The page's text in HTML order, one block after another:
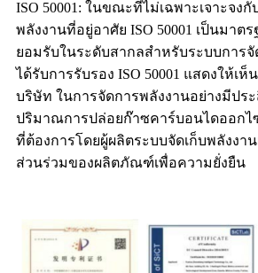
ISO 50001: ในขณะที่ไม่เฉพาะเจาะจงกั
พลังงานที่อยู่อาศัย ISO 50001 เป็นมาต
ยอมรับในระดับสากลสำหรับระบบการจั
ได้รับการรับรอง ISO 50001 แสดงให้เ
บริษัท ในการจัดการพลังงานอย่างมีปร
ปริมาณการปล่อยก๊าซคาร์บอนไดออกไ
ที่ต้องการโดยผู้ผลิตระบบจัดเก็บพลังงา
ส่วนร่วมของผลิตภัณฑ์เพื่อความยั่งยืน